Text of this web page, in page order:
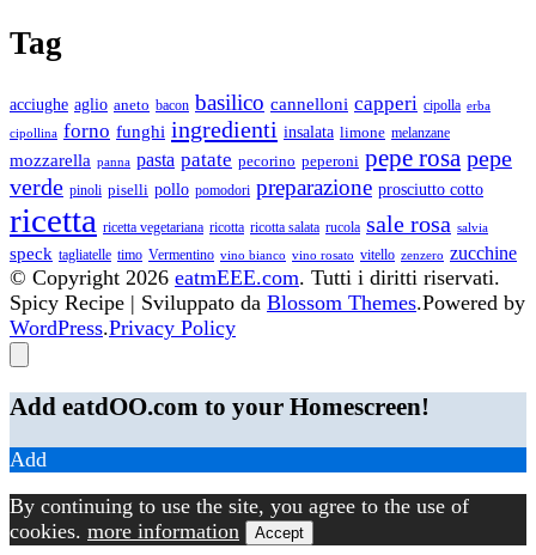
Tag
acciughe aglio aneto bacon basilico cannelloni capperi cipolla erba
cipollina forno funghi ingredienti insalata limone melanzane
mozzarella panna pasta patate pecorino peperoni pepe rosa pepe
verde pinoli piselli pollo pomodori preparazione prosciutto cotto
ricetta ricetta vegetariana ricotta ricotta salata rucola sale rosa salvia
speck tagliatelle timo Vermentino vino bianco vino rosato vitello zenzero zucchine
© Copyright 2026 eatmEEE.com. Tutti i diritti riservati.
Spicy Recipe | Sviluppato da Blossom Themes.Powered by
WordPress.Privacy Policy
Add eatdOO.com to your Homescreen!
Add
By continuing to use the site, you agree to the use of
cookies. more information Accept